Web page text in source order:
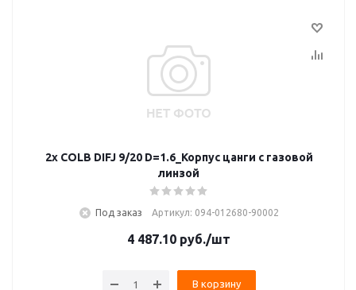
2x COLB DIFJ 9/20 D=1.6_Корпус цанги с газовой
линзой
Под заказ Артикул: 094-012680-90002
4 487.10 руб./шт
В корзину